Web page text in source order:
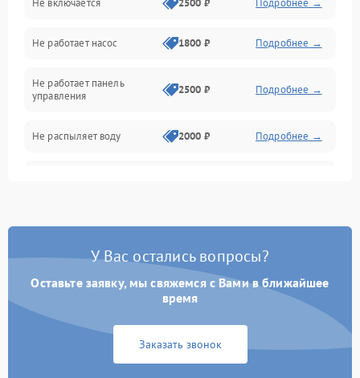
Нагрев
Вода
Гигиена
Программное обеспечение
Не включается 2500 ₽ Подробнее →
Не работает насос 1800 ₽ Подробнее →
Не работает панель
управления
2500 ₽ Подробнее →
Не распыляет воду 2000 ₽ Подробнее →
Проблемы с набором
Не работает сушилка 2100 ₽ Подробнее →
Сбои в работе таймера 1700 ₽
У Вас остались вопросы?
Оставьте заявку, мы свяжемся с Вами в ближайшее
время
Заказать звонок